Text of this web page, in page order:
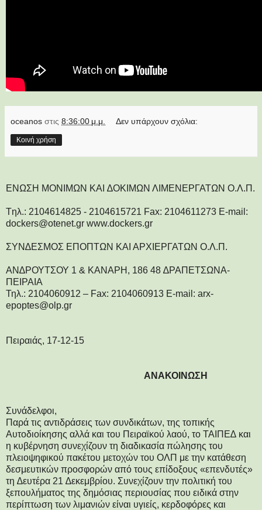
oceanos στις 8:36:00 μ.μ. Δεν υπάρχουν σχόλια:
Κοινή χρήση
ΕΝΩΣΗ ΜΟΝΙΜΩΝ ΚΑΙ ∆ΟΚΙΜΩΝ ΛΙΜΕΝΕΡΓΑΤΩΝ Ο.Λ.Π.
Tηλ.: 2104614825 - 2104615721 Fax: 2104611273 E-mail:
dockers@otenet.gr www.dockers.gr
ΣΥΝ∆ΕΣΜΟΣ ΕΠΟΠΤΩΝ ΚΑΙ ΑΡΧΙΕΡΓΑΤΩΝ Ο.Λ.Π.
ΑΝ∆ΡΟΥΤΣΟΥ 1 & ΚΑΝΑΡΗ, 186 48 ∆ΡΑΠΕΤΣΩΝΑ-
ΠΕΙΡΑΙΑ
Τηλ.: 2104060912 – Fax: 2104060913 E-mail: arx-
epoptes@olp.gr
Πειραιάς, 17-12-15
ΑΝΑΚΟΙΝΩΣΗ
Συνάδελφοι,
Παρά τις αντιδράσεις των συνδικάτων, της τοπικής
Αυτοδιοίκησης αλλά και του Πειραϊκού λαού, το ΤΑΙΠΕ∆ και
η κυβέρνηση συνεχίζουν τη διαδικασία πώλησης του
πλειοψηφικού πακέτου μετοχών του ΟΛΠ με την κατάθεση
δεσμευτικών προσφορών από τους επίδοξους «επενδυτές»
τη ∆ευτέρα 21 ∆εκεμβρίου. Συνεχίζουν την πολιτική του
ξεπουλήματος της δημόσιας περιουσίας που ειδικά στην
περίπτωση των λιμανιών είναι υγιείς, κερδοφόρες και